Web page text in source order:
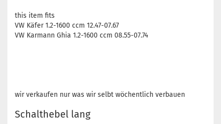
this item fits
VW Käfer 1.2-1600 ccm 12.47-07.67
VW Karmann Ghia 1.2-1600 ccm 08.55-07.74
wir verkaufen nur was wir selbt wöchentlich verbauen
Schalthebel lang